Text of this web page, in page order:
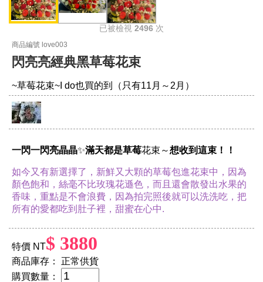
已被檢視 2496 次
商品編號 love003
閃亮亮經典黑草莓花束
~草莓花束~I do也買的到（只有11月～2月）
一閃一閃亮晶晶✨滿天都是草莓花束～想收到這束！！
如今又有新選擇了，新鮮又大顆的草莓包進花束中，因為
顏色飽和，絲毫不比玫瑰花遜色，而且還會散發出水果的
香味，重點是不會浪費，因為拍完照後就可以洗洗吃，把
所有的愛都吃到肚子裡，甜蜜在心中.
特價 NT$ 3880
商品庫存：
正常供貨
購買數量：